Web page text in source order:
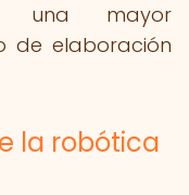
una mayor
de elaboración
la robótica